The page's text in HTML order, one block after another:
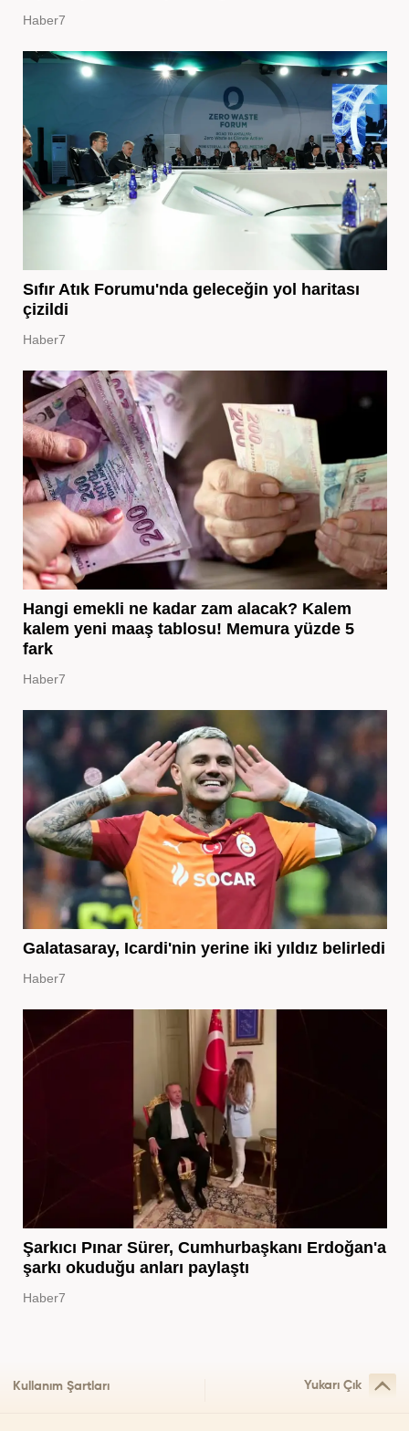
Haber7
Sıfır Atık Forumu'nda geleceğin yol haritası
çizildi
Haber7
Hangi emekli ne kadar zam alacak? Kalem
kalem yeni maaş tablosu! Memura yüzde 5
fark
Haber7
Galatasaray, Icardi'nin yerine iki yıldız belirledi
Haber7
Şarkıcı Pınar Sürer, Cumhurbaşkanı Erdoğan'a
şarkı okuduğu anları paylaştı
Haber7
Kullanım Şartları Yukarı Çık